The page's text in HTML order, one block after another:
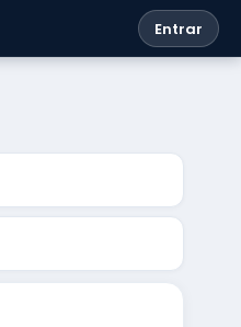
Entrar